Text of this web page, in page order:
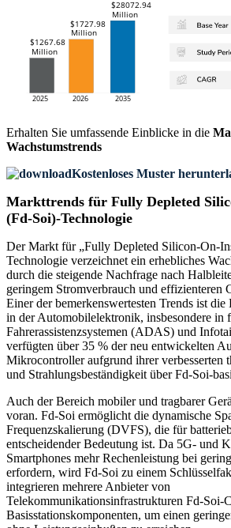
Erhalten Sie umfassende Einblicke in die
Wachstumstrends
Kostenloses Muster
Markttrends für Fully Depleted
(Fd-Soi)-Technologie
Der Markt für „Fully Depleted Silicon-On-
Technologie verzeichnet ein erhebliches
durch die steigende Nachfrage nach
geringem Stromverbrauch und effizienteren
Einer der bemerkenswertesten Trends ist
in der Automobilelektronik, insbesondere in
Fahrerassistenzsystemen (ADAS) und
verfügten über 35 % der neu entwickelten
Mikrocontroller aufgrund ihrer verbesserten
und Strahlungsbeständigkeit über Fd-Soi-
Auch der Bereich mobiler und tragbarer
voran. Fd-Soi ermöglicht die dynamische
Frequenzskalierung (DVFS), die für
entscheidender Bedeutung ist. Da 5G- und
Smartphones mehr Rechenleistung bei
erfordern, wird Fd-Soi zu einem
integrieren mehrere Anbieter von
Telekommunikationsinfrastrukturen Fd-Soi-
Basisstationskomponenten, um einen